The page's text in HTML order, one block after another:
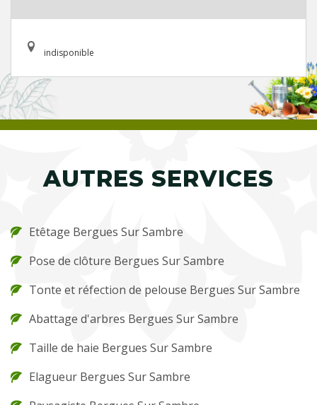
indisponible
AUTRES SERVICES
Etêtage Bergues Sur Sambre
Pose de clôture Bergues Sur Sambre
Tonte et réfection de pelouse Bergues Sur Sambre
Abattage d'arbres Bergues Sur Sambre
Taille de haie Bergues Sur Sambre
Elagueur Bergues Sur Sambre